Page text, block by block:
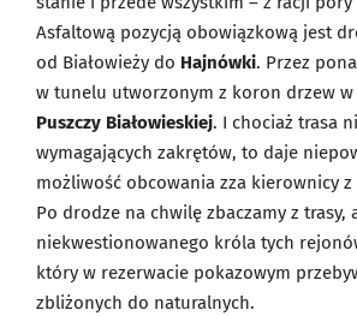
Asfaltową pozycją obowiązkową jest
od Białowieży do Hajnówki. Przez
w tunelu utworzonym z koron drzew
Puszczy Białowieskiej. I chociaż trasa
wymagających zakrętów, to daje
możliwość obcowania zza kierownicy
Po drodze na chwilę zbaczamy z trasy,
niekwestionowanego króla tych
który w rezerwacie pokazowym
zbliżonych do naturalnych.